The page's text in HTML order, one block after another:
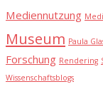
Mediennutzung
Museum Paula
Forschung Rendering
Wissenschaftsblogs